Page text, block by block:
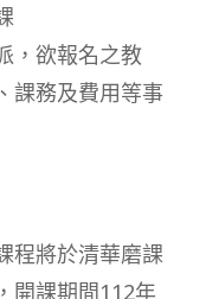
，欲報名之教
課務及費用等事
程將於清華磨課
開課期間112年